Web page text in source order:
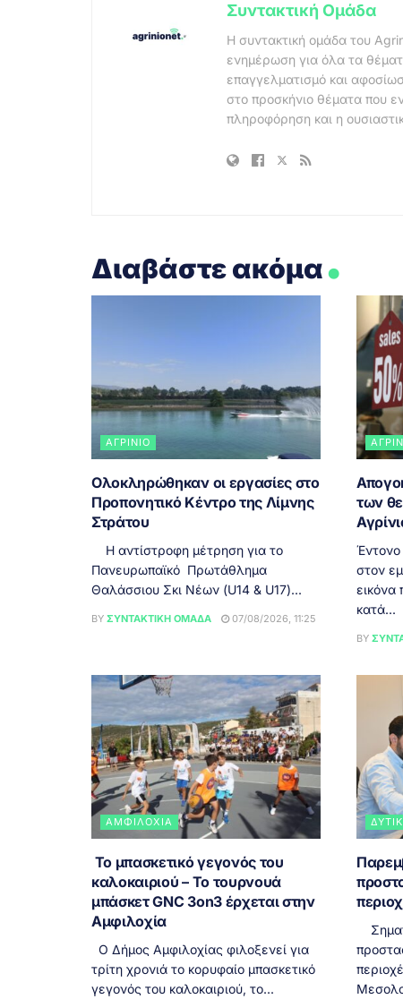
Συντακτική Ομάδα
Η συντακτική ομάδα του
ενημέρωση για όλα τα
επαγγελματισμό και
στο προσκήνιο θέματα που
πληροφόρηση και η
Διαβάστε ακόμα.
ΑΓΡΊΝΙΟ
Ολοκληρώθηκαν οι εργασίες στο
Προπονητικό Κέντρο της Λίμνης
Στράτου
Η αντίστροφη μέτρηση για το
Πανευρωπαϊκό Πρωτάθλημα
Θαλάσσιου Σκι Νέων (U14 & U17)...
BY ΣΥΝΤΑΚΤΙΚΉ ΟΜΆΔΑ 07/08/2026, 11:25
των
Έντονο
στον
κατά...
BY
ΑΜΦΙΛΟΧΊΑ
Το μπασκετικό γεγονός του
καλοκαιριού – Το τουρνουά
μπάσκετ GNC 3on3 έρχεται στην
Αμφιλοχία
Ο Δήμος Αμφιλοχίας φιλοξενεί για
τρίτη χρονιά το κορυφαίο μπασκετικό
γεγονός του καλοκαιριού, το...